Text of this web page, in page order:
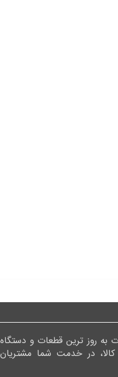
به روز ترین قطعات و دستگاه
در خدمت شما مشتریان